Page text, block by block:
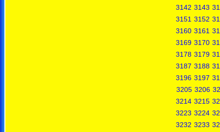
3142 3143
3151 3152
3160 3161
3169 3170
3178 3179
3187 3188
3196 3197
3205 3206
3214 3215
3223 3224
3232 3233